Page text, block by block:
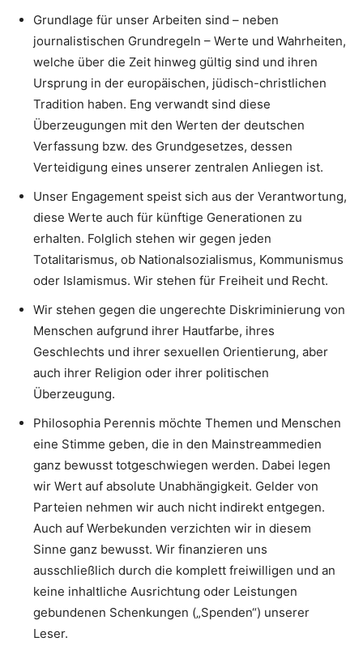
Grundlage für unser Arbeiten sind – neben
journalistischen Grundregeln – Werte und Wahrheiten,
welche über die Zeit hinweg gültig sind und ihren
Ursprung in der europäischen, jüdisch-christlichen
Tradition haben. Eng verwandt sind diese
Überzeugungen mit den Werten der deutschen
Verfassung bzw. des Grundgesetzes, dessen
Verteidigung eines unserer zentralen Anliegen ist.
Unser Engagement speist sich aus der Verantwortung,
diese Werte auch für künftige Generationen zu
erhalten. Folglich stehen wir gegen jeden
Totalitarismus, ob Nationalsozialismus, Kommunismus
oder Islamismus. Wir stehen für Freiheit und Recht.
Wir stehen gegen die ungerechte Diskriminierung von
Menschen aufgrund ihrer Hautfarbe, ihres
Geschlechts und ihrer sexuellen Orientierung, aber
auch ihrer Religion oder ihrer politischen
Überzeugung.
Philosophia Perennis möchte Themen und Menschen
eine Stimme geben, die in den Mainstreammedien
ganz bewusst totgeschwiegen werden. Dabei legen
wir Wert auf absolute Unabhängigkeit. Gelder von
Parteien nehmen wir auch nicht indirekt entgegen.
Auch auf Werbekunden verzichten wir in diesem
Sinne ganz bewusst. Wir finanzieren uns
ausschließlich durch die komplett freiwilligen und an
keine inhaltliche Ausrichtung oder Leistungen
gebundenen Schenkungen („Spenden“) unserer
Leser.